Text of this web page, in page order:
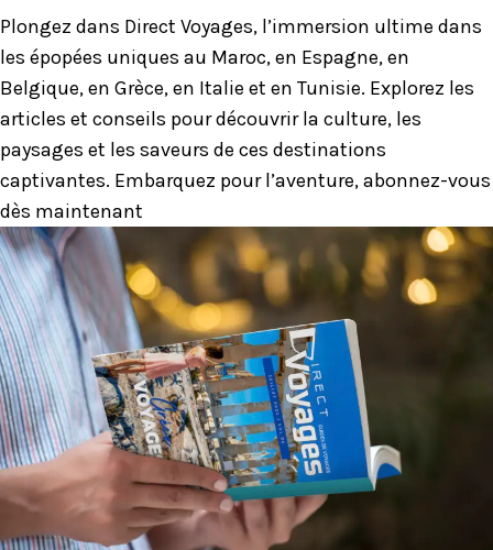
Plongez dans Direct Voyages, l’immersion ultime dans
les épopées uniques au Maroc, en Espagne, en
Belgique, en Grèce, en Italie et en Tunisie. Explorez les
articles et conseils pour découvrir la culture, les
paysages et les saveurs de ces destinations
captivantes. Embarquez pour l’aventure, abonnez-vous
dès maintenant